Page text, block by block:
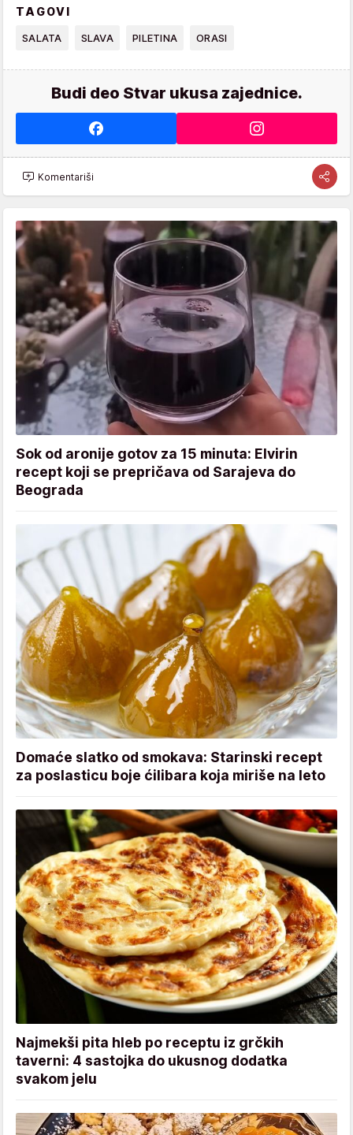
TAGOVI
SALATA SLAVA PILETINA ORASI
Budi deo Stvar ukusa zajednice.
Komentariši
Sok od aronije gotov za 15 minuta: Elvirin
recept koji se prepričava od Sarajeva do
Beograda
Domaće slatko od smokava: Starinski recept
za poslasticu boje ćilibara koja miriše na leto
Najmekši pita hleb po receptu iz grčkih
taverni: 4 sastojka do ukusnog dodatka
svakom jelu